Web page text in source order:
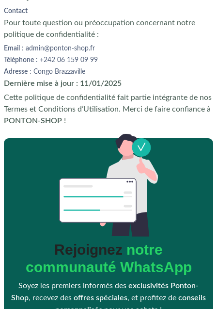
Contact
Pour toute question ou préoccupation concernant notre
politique de confidentialité :
Email : admin@ponton-shop.fr
Téléphone : +242 06 159 09 99
Adresse : Congo Brazzaville
Dernière mise à jour : 11/01/2025
Cette politique de confidentialité fait partie intégrante de nos
Termes et Conditions d’Utilisation. Merci de faire confiance à
PONTON-SHOP !
Rejoignez notre
communauté WhatsApp
Soyez les premiers informés des exclusivités Ponton-
Shop, recevez des offres spéciales, et profitez de conseils